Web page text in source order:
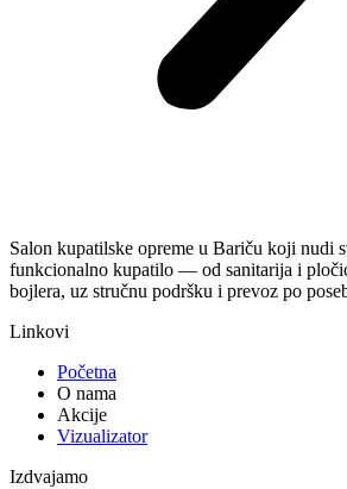
Salon kupatilske opreme u Bariču koji nudi
funkcionalno kupatilo — od sanitarija i
bojlera, uz stručnu podršku i prevoz po
Linkovi
Početna
O nama
Akcije
Vizualizator
Izdvajamo